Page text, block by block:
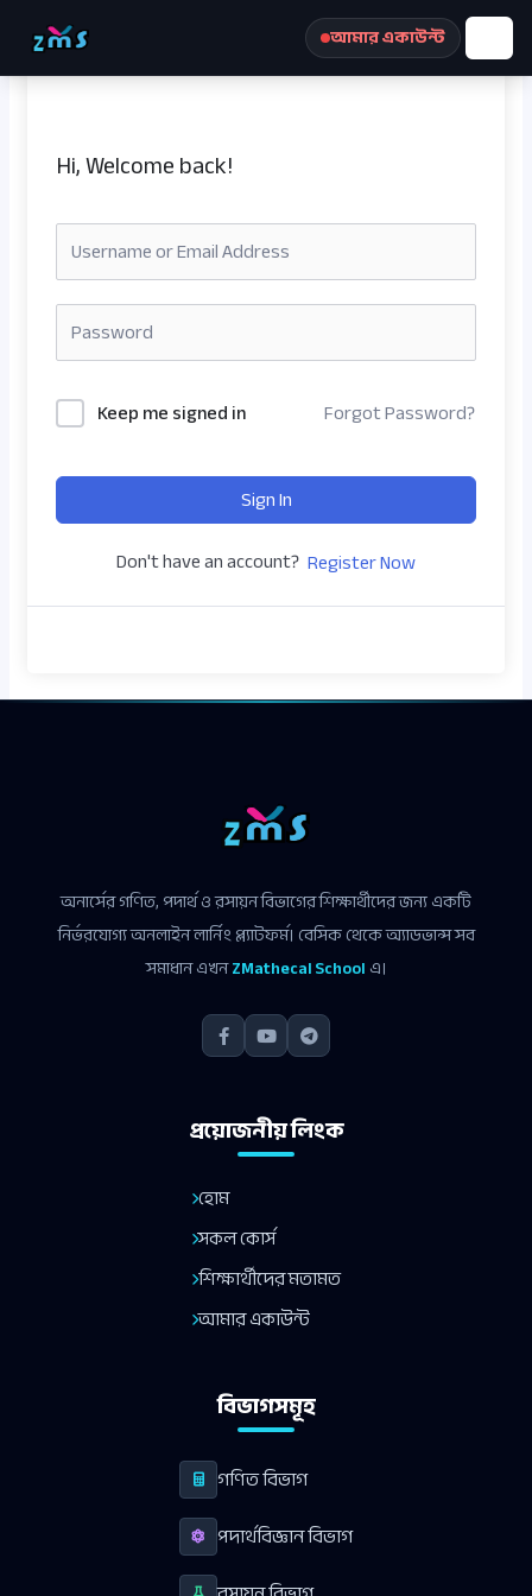
আমার একাউন্ট
Hi, Welcome back!
Keep me signed in Forgot Password?
Sign In
Don't have an account? Register Now
অনার্সের গণিত, পদার্থ ও রসায়ন বিভাগের শিক্ষার্থীদের জন্য একটি
নির্ভরযোগ্য অনলাইন লার্নিং প্ল্যাটফর্ম। বেসিক থেকে অ্যাডভান্স সব
সমাধান এখনZMathecal Schoolএ।
প্রয়োজনীয় লিংক
হোম
সকল কোর্স
শিক্ষার্থীদের মতামত
আমার একাউন্ট
বিভাগসমূহ
গণিত বিভাগ
পদার্থবিজ্ঞান বিভাগ